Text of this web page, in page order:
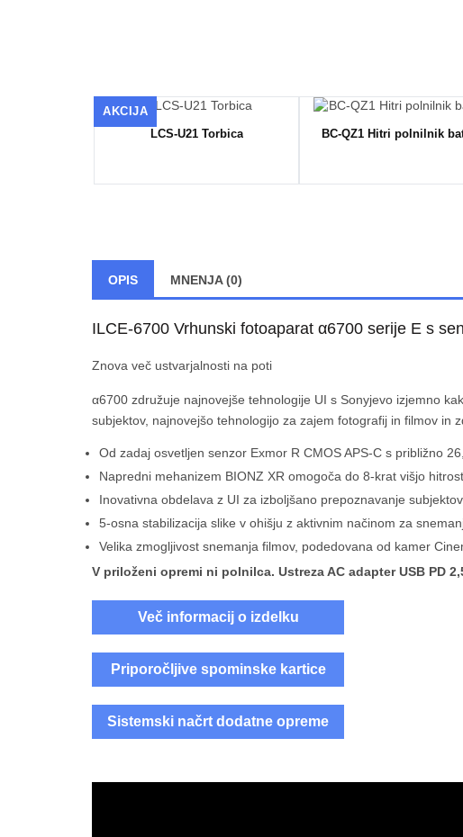
AKCIJA
LCS-U21 Torbica
BC-QZ1 Hitri polnilnik
OPIS MNENJA (0)
ILCE-6700 Vrhunski fotoaparat α6700 serije E s
Znova več ustvarjalnosti na poti
α6700 združuje najnovejše tehnologije UI s Sonyjevo izjemno
subjektov, najnovejšo tehnologijo za zajem fotografij in filmov in
Od zadaj osvetljen senzor Exmor R CMOS APS-C s približno
Napredni mehanizem BIONZ XR omogoča do 8-krat višjo
Inovativna obdelava z UI za izboljšano prepoznavanje
5-osna stabilizacija slike v ohišju z aktivnim načinom za
Velika zmogljivost snemanja filmov, podedovana od kamer
V priloženi opremi ni polnilca. Ustreza AC adapter USB PD
Več informacij o izdelku
Priporočljive spominske kartice
Sistemski načrt dodatne opreme